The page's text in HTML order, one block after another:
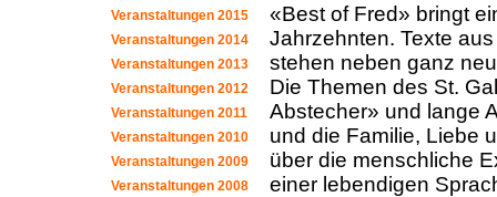
Veranstaltungen 2015
Veranstaltungen 2014
Veranstaltungen 2013
Veranstaltungen 2012
Veranstaltungen 2011
Veranstaltungen 2010
Veranstaltungen 2009
Veranstaltungen 2008
«Best of Fred» bringt
Jahrzehnten. Texte
stehen neben ganz
Die Themen des St.
Abstecher» und lange
und die Familie, Liebe
über die menschliche
einer lebendigen